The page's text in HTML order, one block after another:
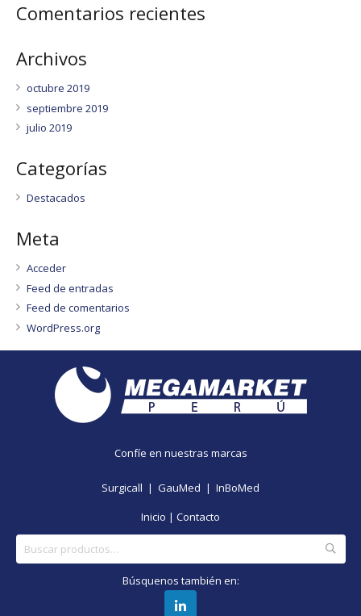
Comentarios recientes
Archivos
octubre 2019
septiembre 2019
julio 2019
Categorías
Destacados
Meta
Acceder
Feed de entradas
Feed de comentarios
WordPress.org
Confíe en nuestras marcas
Surgicall | GauMed | InBoMed
Inicio | Contacto
por:
Búsquenos también en: